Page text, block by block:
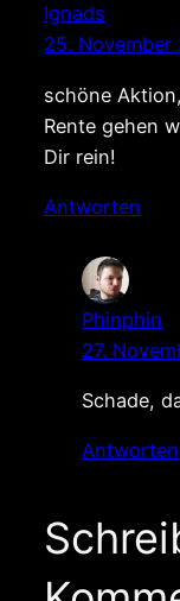
Ignads
25. November
schöne
Rente gehen
Dir rein!
Antworten
Phinphin
27.
Schade,
Antworten